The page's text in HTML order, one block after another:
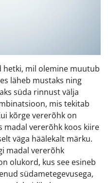
hetki, mil olemine muutub
läheb mustaks ning
süda rinnust välja
mis tekitab
kõrge vererõhk on
madal vererõhk koos kiire
väga häälekalt märku.
madal vererõhk
olukord, kus see esineb
südametegevusega,